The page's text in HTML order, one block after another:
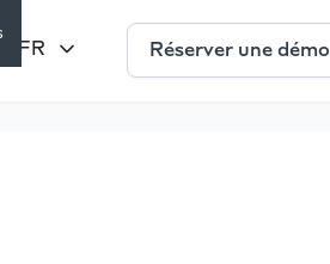
FR Réserver une démo